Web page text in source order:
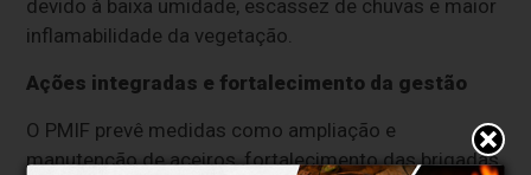
devido à baixa umidade, escassez de chuvas e maior
inflamabilidade da vegetação.
Ações integradas e fortalecimento da gestão
O PMIF prevê medidas como ampliação e
manutenção de aceiros, fortalecimento das brigadas,